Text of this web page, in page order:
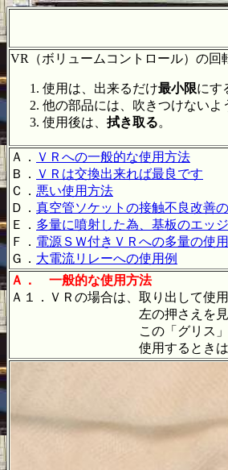
VR（ボリュームコントロール）の回
使用は、出来るだけ最小限に
他の部品には、吹きつけないよ
使用後は、 拭き取る。
Ａ． ＶＲへの一般的な使用方法
Ｂ． ＶＲは交換出来れば最良です
Ｃ． 悪い使用方法
Ｄ． 真空管ソケットの接触不良改善
Ｅ． 多量に噴射した為、基板のエッ
Ｆ． 電源ＳＷ付きＶＲへの多量の使
Ｇ． 大電流リレーへの使用例
Ａ．
一般的な使用方法
Ａ１．ＶＲの場
左の押さえを見ると解る様
この「グリス」が溶け出し
使用するときは、少量を「抵